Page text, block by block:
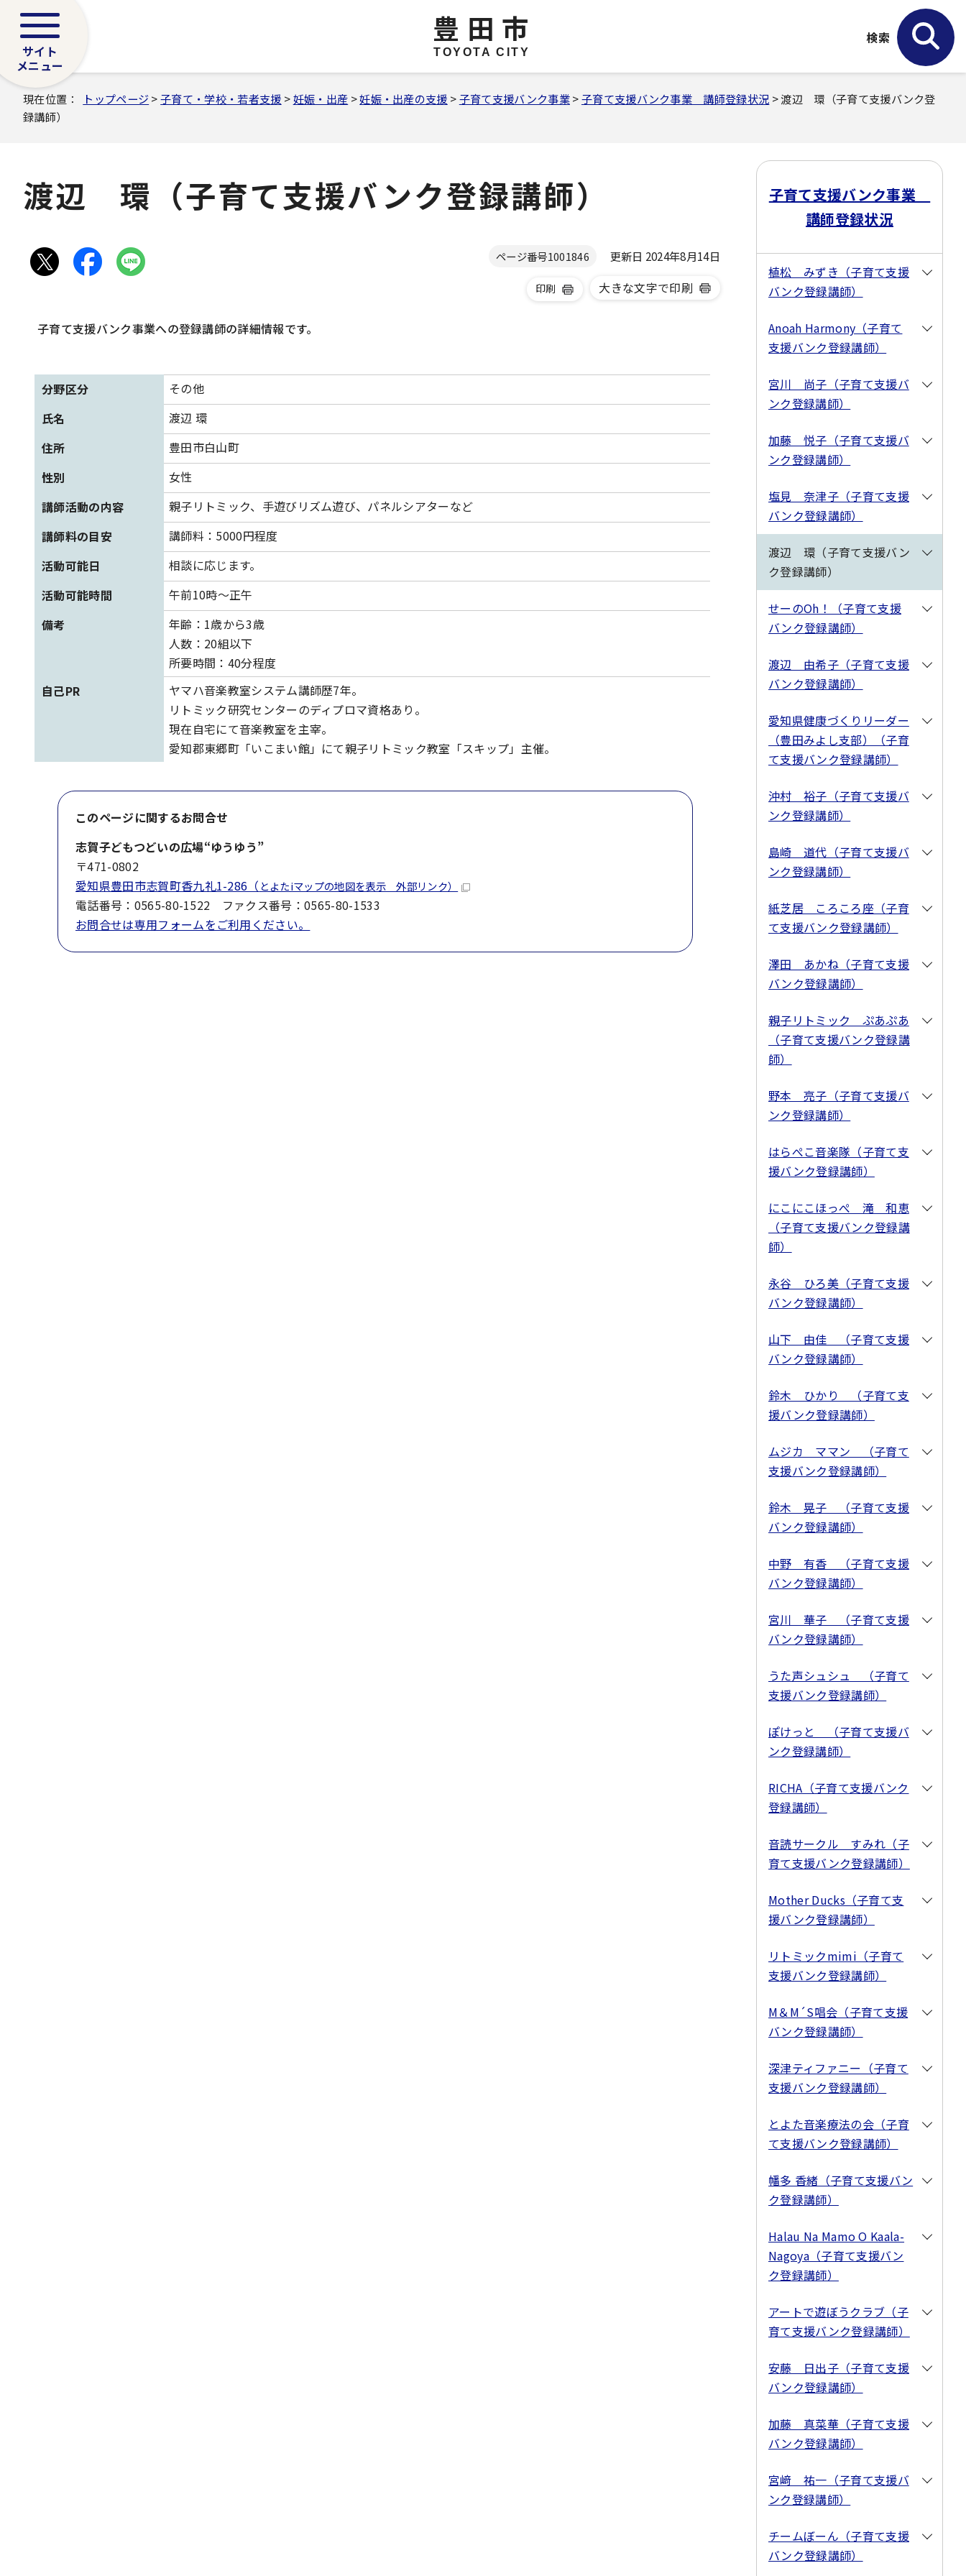
豊田市
TOYOTA CITY
サイト
メニュー
検索
現在位置： トップページ >子育て・学校・若者支援 >妊娠・出産 >妊娠・出産の支援 >子育て支援バンク事業>子育て支援バンク事業 講師登録状況 > 渡辺 環（子育て支援バンク登
録講師）
渡辺 環（子育て支援バンク登録講師）
ページ番号1001846 更新日 2024年8月14日
印刷 大きな文字で印刷
子育て支援バンク事業への登録講師の詳細情報です。
分野区分
その他
氏名
渡辺 環
住所
豊田市白山町
性別
女性
講師活動の内容
親子リトミック、手遊びリズム遊び、パネルシアターなど
講師料の目安
講師料：5000円程度
活動可能日
相談に応じます。
活動可能時間
午前10時～正午
備考
年齢：1歳から3歳
人数：20組以下
所要時間：40分程度
自己PR
ヤマハ音楽教室システム講師歴7年。
リトミック研究センターのディプロマ資格あり。
現在自宅にて音楽教室を主宰。
愛知郡東郷町「いこまい館」にて親子リトミック教室「スキップ」主催。
このページに関するお問合せ
志賀子どもつどいの広場“ゆうゆう”
〒471-0802
愛知県豊田市志賀町香九礼1-286（ とよたiマップの地図を表示 外部リンク）
電話番号：0565-80-1522 ファクス番号：0565-80-1533
お問合せは専用フォームをご利用ください。
子育て支援バンク事業
講師登録状況
植松 みずき（子育て支援
バンク登録講師）
Anoah Harmony（子育て
支援バンク登録講師）
宮川 尚子（子育て支援バ
ンク登録講師）
加藤 悦子（子育て支援バ
ンク登録講師）
塩見 奈津子（子育て支援
バンク登録講師）
渡辺 環（子育て支援バン
ク登録講師）
せーのOh！（子育て支援
バンク登録講師）
渡辺 由希子（子育て支援
バンク登録講師）
愛知県健康づくりリーダー
（豊田みよし支部）（子育
て支援バンク登録講師）
沖村 裕子（子育て支援バ
ンク登録講師）
島崎 道代（子育て支援バ
ンク登録講師）
紙芝居 ころころ座（子育
て支援バンク登録講師）
澤田 あかね（子育て支援
バンク登録講師）
親子リトミック ぷあぷあ
（子育て支援バンク登録講
師）
野本 亮子（子育て支援バ
ンク登録講師）
はらぺこ音楽隊（子育て支
援バンク登録講師）
にこにこほっぺ 滝 和恵
（子育て支援バンク登録講
師）
永谷 ひろ美（子育て支援
バンク登録講師）
山下 由佳 （子育て支援
バンク登録講師）
鈴木 ひかり （子育て支
援バンク登録講師）
ムジカ ママン （子育て
支援バンク登録講師）
鈴木 晃子 （子育て支援
バンク登録講師）
中野 有香 （子育て支援
バンク登録講師）
宮川 華子 （子育て支援
バンク登録講師）
うた声シュシュ （子育て
支援バンク登録講師）
ぽけっと （子育て支援バ
ンク登録講師）
RICHA（子育て支援バンク
登録講師）
音読サークル すみれ（子
育て支援バンク登録講師）
Mother Ducks（子育て支
援バンク登録講師）
リトミックmimi（子育て
支援バンク登録講師）
M＆M´S唱会（子育て支援
バンク登録講師）
深津ティファニー（子育て
支援バンク登録講師）
とよた音楽療法の会（子育
て支援バンク登録講師）
幡多 香緒（子育て支援バン
ク登録講師）
Halau Na Mamo O Kaala-
Nagoya（子育て支援バン
ク登録講師）
アートで遊ぼうクラブ（子
育て支援バンク登録講師）
安藤 日出子（子育て支援
バンク登録講師）
加藤 真菜華（子育て支援
バンク登録講師）
宮﨑 祐一（子育て支援バ
ンク登録講師）
チームぼーん（子育て支援
バンク登録講師）